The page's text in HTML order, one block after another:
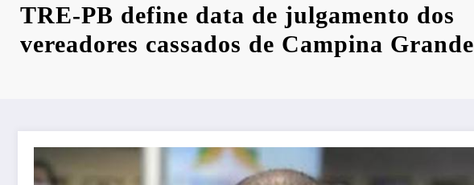
TRE-PB define data de julgamento dos
vereadores cassados de Campina Grande